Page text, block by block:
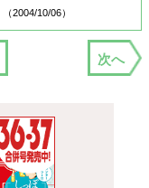
（2004/10/06）
次へ